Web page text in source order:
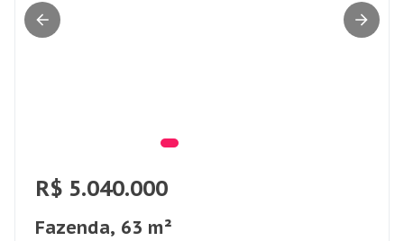
R$ 5.040.000
Fazenda, 63 m²